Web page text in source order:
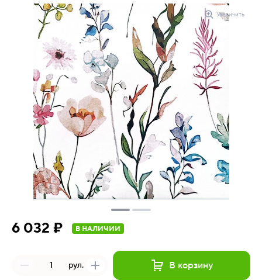
Увеличить
6 032 ₽ В НАЛИЧИИ
рул. В корзину